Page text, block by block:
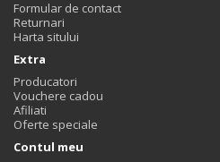
Formular de contact
Returnari
Harta sitului
Extra
Producatori
Vouchere cadou
Afiliati
Oferte speciale
Contul meu